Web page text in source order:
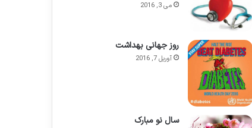
می 3, 2016
روز جهانی بهداشت
آوریل 7, 2016
سال نو مبارک